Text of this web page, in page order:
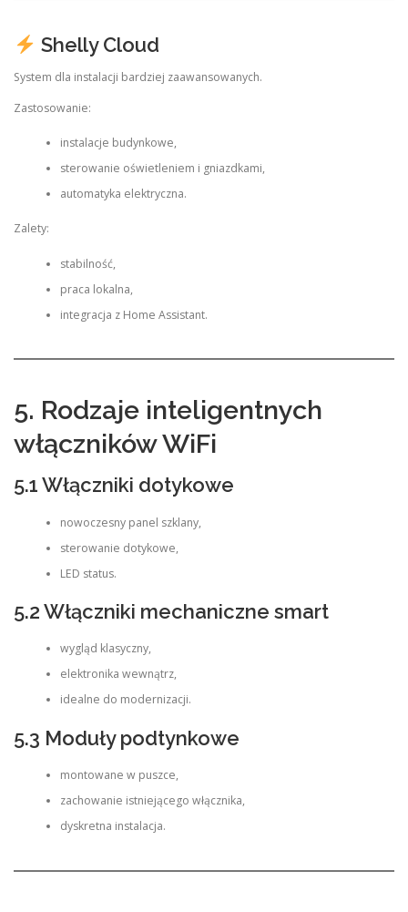
Shelly Cloud
System dla instalacji bardziej zaawansowanych.
Zastosowanie:
instalacje budynkowe,
sterowanie oświetleniem i gniazdkami,
automatyka elektryczna.
Zalety:
stabilność,
praca lokalna,
integracja z Home Assistant.
5. Rodzaje inteligentnych
włączników WiFi
5.1 Włączniki dotykowe
nowoczesny panel szklany,
sterowanie dotykowe,
LED status.
5.2 Włączniki mechaniczne smart
wygląd klasyczny,
elektronika wewnątrz,
idealne do modernizacji.
5.3 Moduły podtynkowe
montowane w puszce,
zachowanie istniejącego włącznika,
dyskretna instalacja.